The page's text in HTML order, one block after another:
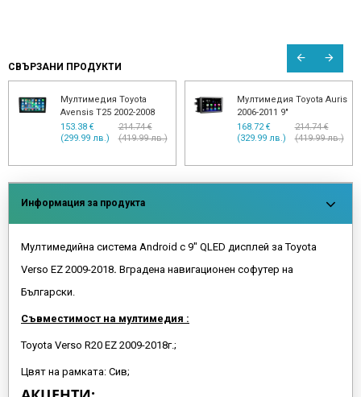
СВЪРЗАНИ ПРОДУКТИ
Auris
Мултимедия Toyota
Corolla 2006-2013
153.38 €
(299.99 лв.)
(500.01 лв.)
Мултимедия за
RAV4 2005-2013 с
дисплей
153.38 €
Информация за продукта
Мултимедийна система Android с 9" QLED дисплей за Toyota
Verso EZ 2009-2018. Вградена навигационен софутер на
Български.
Съвместимост на мултимедия :
Toyota Verso R20 EZ 2009-2018г.;
Цвят на рамката: Сив;